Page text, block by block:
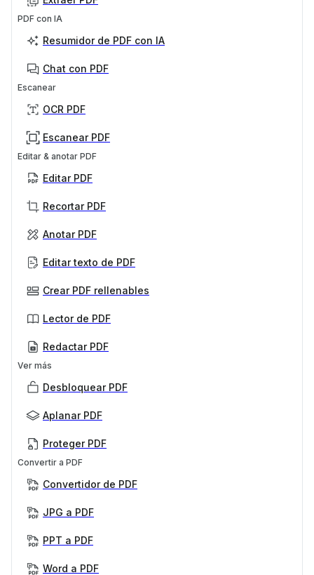
PDF con IA
Resumidor de PDF con IA
Chat con PDF
Escanear
OCR PDF
Escanear PDF
Editar & anotar PDF
Editar PDF
Recortar PDF
Anotar PDF
Editar texto de PDF
Crear PDF rellenables
Lector de PDF
Redactar PDF
Ver más
Desbloquear PDF
Aplanar PDF
Proteger PDF
Convertir a PDF
Convertidor de PDF
JPG a PDF
PPT a PDF
Word a PDF